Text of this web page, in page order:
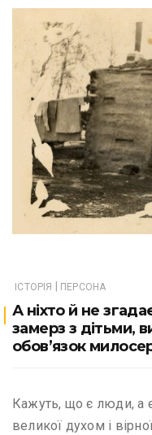
ІСТОРІЯ ПЕРСОНА
А ніхто й не
замерз з дітьми,
обов’язок
Кажуть, що є люди, а
великої духом і